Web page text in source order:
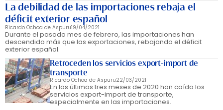
La debilidad de las importaciones rebaja el
déficit exterior español
Ricardo Ochoa de Aspuru19/04/2021
Durante el pasado mes de febrero, las importaciones han
descendido más que las exportaciones, rebajando el déficit
exterior español.
Retroceden los servicios export-import de
transporte
Ricardo Ochoa de Aspuru22/03/2021
En los últimos tres meses de 2020 han caído los
servicios export-import de transporte,
especialmente en las importaciones.